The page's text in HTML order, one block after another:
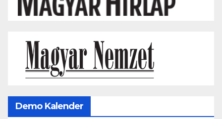
Demo Kalender